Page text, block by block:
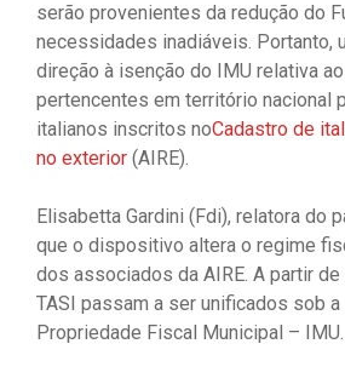
serão provenientes da redução do
necessidades inadiáveis. Portanto,
direção à isenção do IMU relativa
pertencentes em território nacional
italianos inscritos noCadastro de
no exterior (AIRE).
Elisabetta Gardini (Fdi), relatora do
que o dispositivo altera o regime
dos associados da AIRE. A partir
TASI passam a ser unificados sob
Propriedade Fiscal Municipal – IMU.